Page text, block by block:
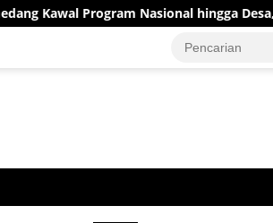
Nasional hingga Desa, Tegaskan